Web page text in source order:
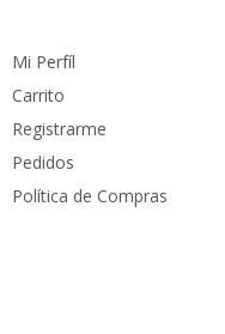
Mi Perfíl
Carrito
Registrarme
Pedidos
Política de Compras